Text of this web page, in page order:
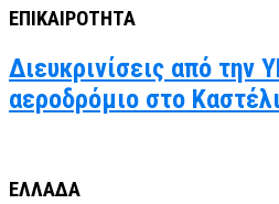
ΕΠΙΚΑΙΡΟΤΗΤΑ
Διευκρινίσεις από την
αεροδρόμιο στο Καστέλι
ΕΛΛΑΔΑ